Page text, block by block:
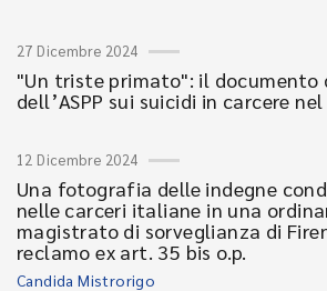
27 Dicembre 2024
"Un triste primato": il documento
dell’ASPP sui suicidi in carcere
12 Dicembre 2024
Una fotografia delle indegne
nelle carceri italiane in una
magistrato di sorveglianza di
reclamo ex art. 35 bis o.p.
Candida Mistrorigo